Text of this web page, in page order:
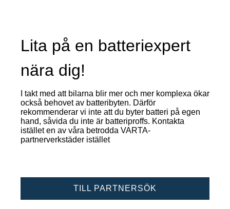
Lita på en batteriexpert
nära dig!
I takt med att bilarna blir mer och mer komplexa ökar
också behovet av batteribyten. Därför
rekommenderar vi inte att du byter batteri på egen
hand, såvida du inte är batteriproffs. Kontakta
istället en av våra betrodda VARTA-
partnerverkstäder istället
TILL PARTNERSÖK